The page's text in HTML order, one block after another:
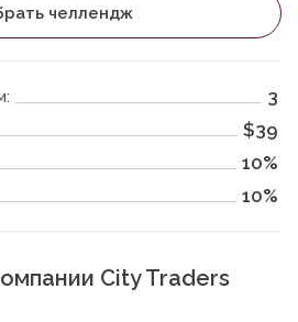
челлендж
3
$39
10%
10%
City Traders